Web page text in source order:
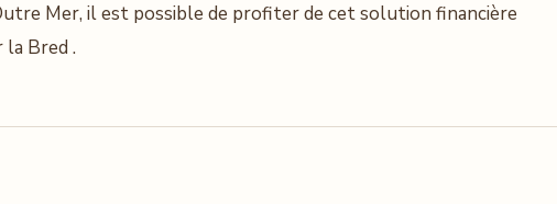
Mer, il est possible de profiter de cet solution financière
la Bred .